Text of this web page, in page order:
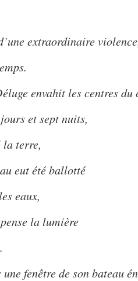
extraordinaire
envahit les centres du
et sept nuits,
la terre,
eut été ballotté
eaux,
la lumière
fenêtre de son bateau